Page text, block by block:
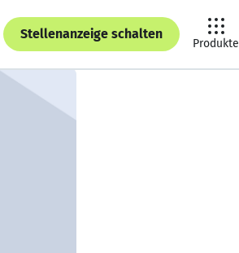
Stellenanzeige schalten
Produkte